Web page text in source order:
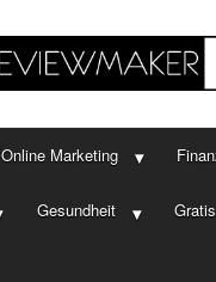
Online Marketing
Gesundheit Gratis